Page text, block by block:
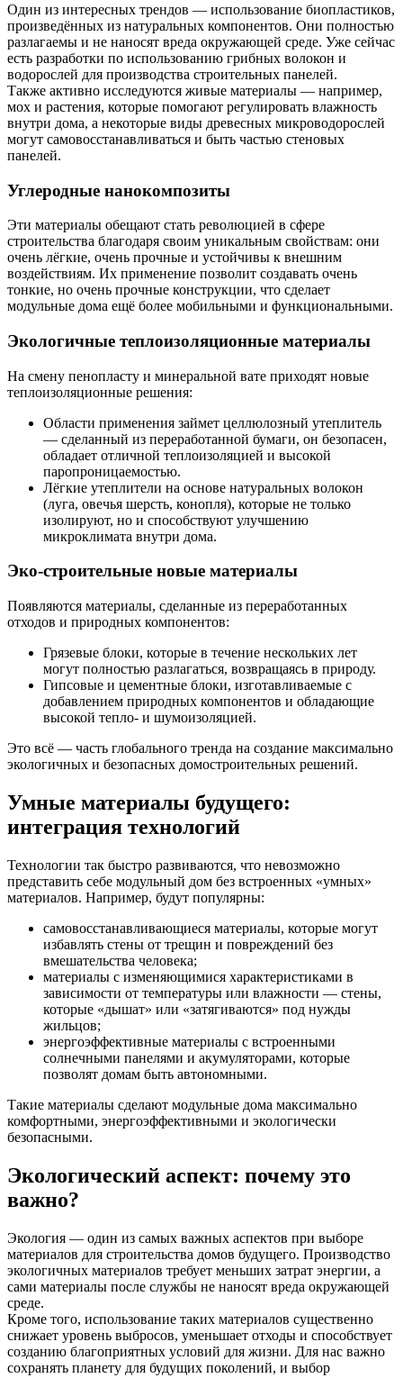
Один из интересных трендов — использование биопластиков,
произведённых из натуральных компонентов. Они полностью
разлагаемы и не наносят вреда окружающей среде. Уже сейчас
есть разработки по использованию грибных волокон и
водорослей для производства строительных панелей.
Также активно исследуются живые материалы — например,
мох и растения, которые помогают регулировать влажность
внутри дома, а некоторые виды древесных микроводорослей
могут самовосстанавливаться и быть частью стеновых
панелей.
Углеродные нанокомпозиты
Эти материалы обещают стать революцией в сфере
строительства благодаря своим уникальным свойствам: они
очень лёгкие, очень прочные и устойчивы к внешним
воздействиям. Их применение позволит создавать очень
тонкие, но очень прочные конструкции, что сделает
модульные дома ещё более мобильными и функциональными.
Экологичные теплоизоляционные материалы
На смену пенопласту и минеральной вате приходят новые
теплоизоляционные решения:
Области применения займет целлюлозный утеплитель
— сделанный из переработанной бумаги, он безопасен,
обладает отличной теплоизоляцией и высокой
паропроницаемостью.
Лёгкие утеплители на основе натуральных волокон
(луга, овечья шерсть, конопля), которые не только
изолируют, но и способствуют улучшению
микроклимата внутри дома.
Эко-строительные новые материалы
Появляются материалы, сделанные из переработанных
отходов и природных компонентов:
Грязевые блоки, которые в течение нескольких лет
могут полностью разлагаться, возвращаясь в природу.
Гипсовые и цементные блоки, изготавливаемые с
добавлением природных компонентов и обладающие
высокой тепло- и шумоизоляцией.
Это всё — часть глобального тренда на создание максимально
экологичных и безопасных домостроительных решений.
Умные материалы будущего:
интеграция технологий
Технологии так быстро развиваются, что невозможно
представить себе модульный дом без встроенных «умных»
материалов. Например, будут популярны:
самовосстанавливающиеся материалы, которые могут
избавлять стены от трещин и повреждений без
вмешательства человека;
материалы с изменяющимися характеристиками в
зависимости от температуры или влажности — стены,
которые «дышат» или «затягиваются» под нужды
жильцов;
энергоэффективные материалы с встроенными
солнечными панелями и акумуляторами, которые
позволят домам быть автономными.
Такие материалы сделают модульные дома максимально
комфортными, энергоэффективными и экологически
безопасными.
Экологический аспект: почему это
важно?
Экология — один из самых важных аспектов при выборе
материалов для строительства домов будущего. Производство
экологичных материалов требует меньших затрат энергии, а
сами материалы после службы не наносят вреда окружающей
среде.
Кроме того, использование таких материалов существенно
снижает уровень выбросов, уменьшает отходы и способствует
созданию благоприятных условий для жизни. Для нас важно
сохранять планету для будущих поколений, и выбор